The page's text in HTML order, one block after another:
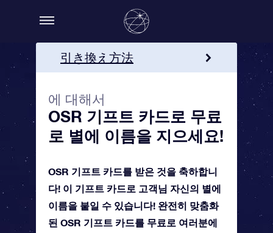
引き換え方法
OSR 기프트 카드를 주문하
세요!
에 대해서
OSR 기프트 카드로 무료
로 별에 이름을 지으세요!
OSR 기프트 카드를 받은 것을 축하합니
다! 이 기프트 카드로 고객님 자신의 별에
이름을 붙일 수 있습니다! 완전히 맞춤화
된 OSR 기프트 카드를 무료로 여러분에